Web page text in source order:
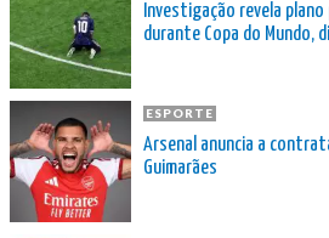
Investigação revela
durante Copa do Mundo,
ESPORTE
Arsenal anuncia a
Guimarães